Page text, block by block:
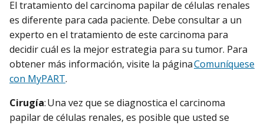
El tratamiento del carcinoma papilar de células renales
es diferente para cada paciente. Debe consultar a un
experto en el tratamiento de este carcinoma para
decidir cuál es la mejor estrategia para su tumor. Para
obtener más información, visite la páginaComuníquese
con MyPART.
Cirugía: Una vez que se diagnostica el carcinoma
papilar de células renales, es posible que usted se